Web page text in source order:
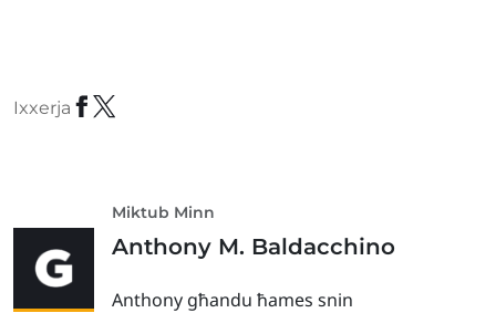
Ixxerja
Miktub Minn
Anthony M. Baldacchino
Anthony għandu ħames snin